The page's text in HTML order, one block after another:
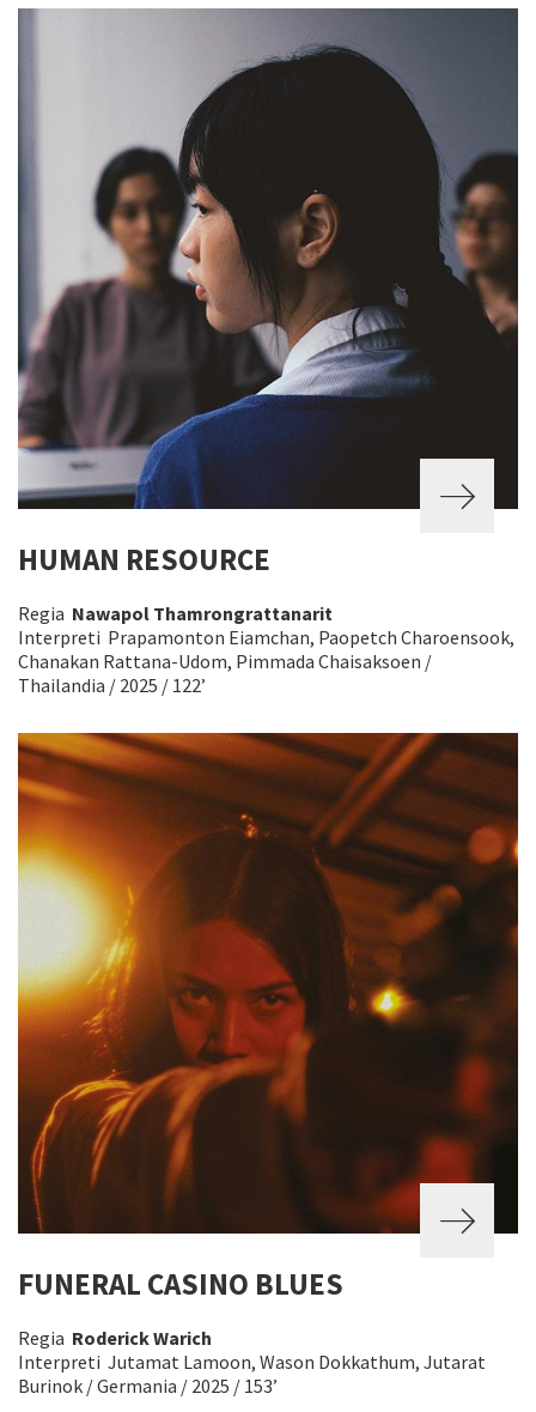
HUMAN RESOURCE
Regia Nawapol Thamrongrattanarit
Interpreti Prapamonton Eiamchan, Paopetch Charoensook,
Chanakan Rattana-Udom, Pimmada Chaisaksoen /
Thailandia / 2025 / 122’
FUNERAL CASINO BLUES
Regia Roderick Warich
Interpreti Jutamat Lamoon, Wason Dokkathum, Jutarat
Burinok / Germania / 2025 / 153’